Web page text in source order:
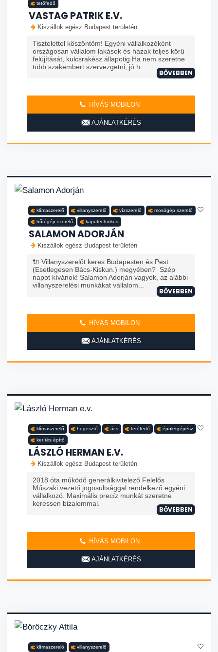
tetőfedő
VASTAG PATRIK E.V.
Kiszállok egész Budapest területén
Tisztelettel köszöntöm! Egyéni vállalkozóként
országosan vállalom lakások és házak teljes körű
felújítását, kulcsrakész állapotig.Ha nem szeretne
több szakembert szervezgetni, jó h...
BŐVEBBEN
HÍVÁS MOBILON
AJÁNLATKÉRÉS
klímaszerelő villanyszerelő vízszerelő mosógép szerelő
hűtőgép szerelő kaputechnikus
SALAMON ADORJÁN
Kiszállok egész Budapest területén
🔌 Villanyszerelőt keres Budapesten és Pest
(Esetlegesen Bács-Kiskun.) megyében? Szép
napot kívánok! Salamon Adorján vagyok, az alábbi
villanyszerelési munkákat vállalom...
BŐVEBBEN
HÍVÁS MOBILON
AJÁNLATKÉRÉS
klímaszerelő hegesztő ács tetőfedő épületgépész
kerítés építő
LÁSZLÓ HERMAN E.V.
Kiszállok egész Budapest területén
2018 óta működő generálkivitelező Felelős
Műszaki vezető jogosultsággal rendelkező egyéni
vállalkozó. Maximális precíz munkát szeretne
keressen bizalommal.
BŐVEBBEN
HÍVÁS MOBILON
AJÁNLATKÉRÉS
klímaszerelő villanyszerelő